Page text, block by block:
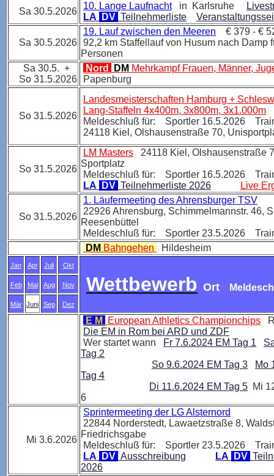
Sa 30.5.2026
10. Lange Laufnachtin Karlsruhe
LA
DV Teilnehmerliste
Sa 30.5.2026
19. Lauf zwischen den Meeren € 379 - €
92,2 km Staffellauf von Husum nach Damp
Personen
Sa 30.5. +
So 31.5.2026
Nord DM Mehrkampf Frauen, Männer,
Papenburg
So 31.5.2026
Landesmeisterschaften Hamburg +
Lang-Staffeln 4x400m, 3x800m, 3x1.000m
Meldeschluß für: Sportler 16.5.2026
24118 Kiel, Olshausenstraße 70,
So 31.5.2026
LM Masters 24118 Kiel , Olshausenstraße
Sportplatz
Meldeschluß für: Sportler 16.5.2026
LA
DV Teilnehmerliste 2026 Live
So 31.5.2026
1. Läufermeeting des Ahrensburger TSV
22926 Ahrensburg, Schimmelmannstr. 46,
Reesenbüttel
Meldeschluß für: Sportler 23.5.2026
DM Bahngehen Hildesheim
Jan Apr Juli Okt
Wettbewerb Ort
Feb Mai Aug Nov
Mär Juni Sep Dez
E M European Athletics Championchips
Die EM in Rom bei ARD und ZDF
Wer startet wann
Fr 7.6.2024 EM Tag 1
Tag 2
So 9.6.2024 EM Tag 3
Mo
Tag 4
Di 11.6.2024 EM Tag 5 Mi
6
Mi 3.6.2026
Sprintermeeting der LG Alsternord
22844 Norderstedt, Lawaetzstraße 8,
Friedrichsgabe
Meldeschluß für: Sportler 23.5.2026
LA
DV Ausschreibung LA DV
2026